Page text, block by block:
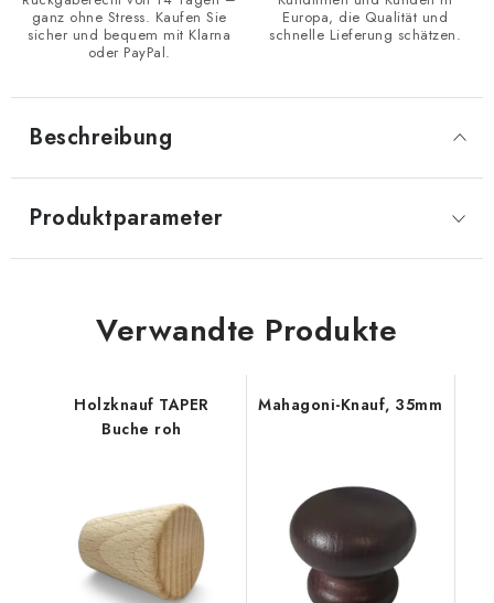
ganz ohne Stress. Kaufen Sie
sicher und bequem mit Klarna
oder PayPal.
Europa, die Qualität und
schnelle Lieferung schätzen.
Beschreibung
Produktparameter
Verwandte Produkte
Holzknauf TAPER
Buche roh
Mahagoni-Knauf, 35mm